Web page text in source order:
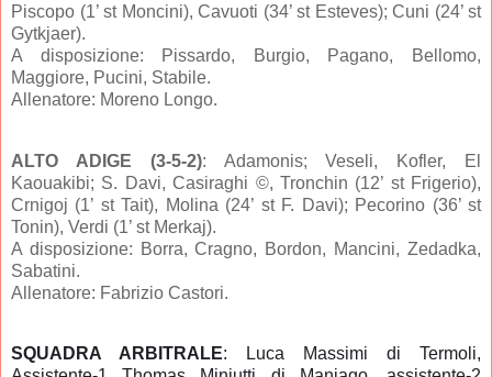
Piscopo (1’ st Moncini), Cavuoti (34’ st Esteves); Cuni (24’ st
Gytkjaer).
A disposizione: Pissardo, Burgio, Pagano, Bellomo,
Maggiore, Pucini, Stabile.
Allenatore: Moreno Longo.
ALTO ADIGE (3-5-2): Adamonis; Veseli, Kofler, El
Kaouakibi; S. Davi, Casiraghi ©, Tronchin (12’ st Frigerio),
Crnigoj (1’ st Tait), Molina (24’ st F. Davi); Pecorino (36’ st
Tonin), Verdi (1’ st Merkaj).
A disposizione: Borra, Cragno, Bordon, Mancini, Zedadka,
Sabatini.
Allenatore: Fabrizio Castori.
SQUADRA ARBITRALE: Luca Massimi di Termoli,